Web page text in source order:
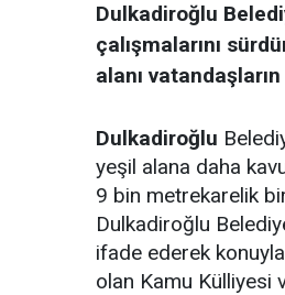
Dulkadiroğlu
çalışmalarını
alanı
Dulkadiroğlu
yeşil alana daha
9 bin metrekarelik
Dulkadiroğlu
ifade ederek
olan Kamu Külliyesi